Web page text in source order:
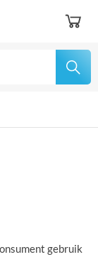
gebruik